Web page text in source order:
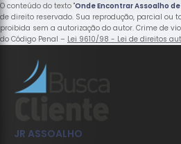
O conteúdo do texto "Onde Encontrar Assoalho
de direito reservado. Sua reprodução, parcial ou
proibida sem a autorização do autor. Crime de
do Código Penal – Lei 9610/98 - Lei de direitos
JR ASSOALHO